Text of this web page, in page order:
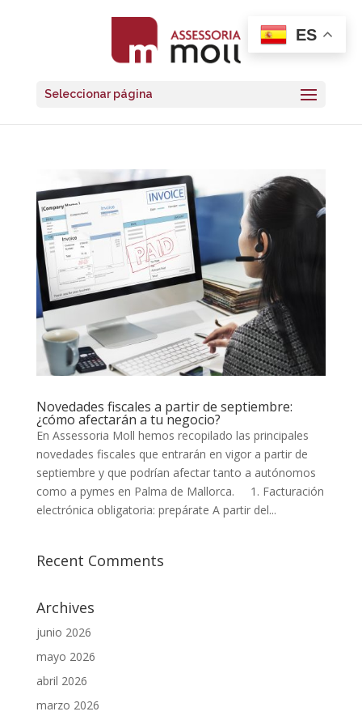
Seleccionar página
Novedades fiscales a partir de septiembre:
¿cómo afectarán a tu negocio?
En Assessoria Moll hemos recopilado las principales
novedades fiscales que entrarán en vigor a partir de
septiembre y que podrían afectar tanto a autónomos
como a pymes en Palma de Mallorca. 1. Facturación
electrónica obligatoria: prepárate A partir del...
Recent Comments
Archives
junio 2026
mayo 2026
abril 2026
marzo 2026
ES